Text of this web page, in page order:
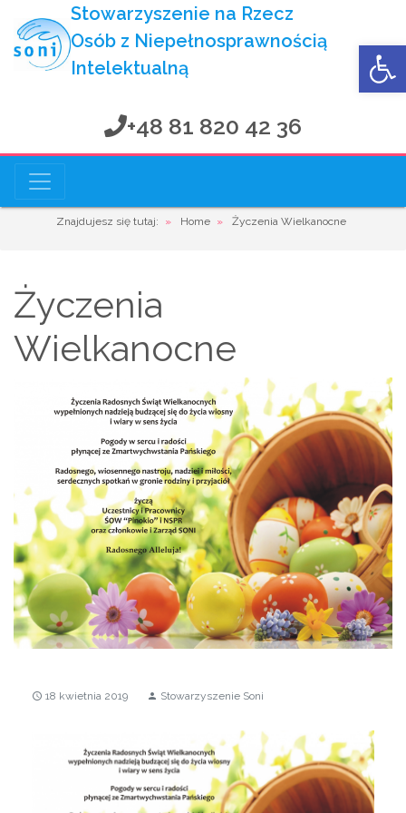
Stowarzyszenie na Rzecz
Osób z Niepełnosprawnością
Intelektualną
Stowarzyszenie na Rzecz
Osób z Niepełnosprawnością Intelektualną
+48 81 820 42 36
Znajdujesz się tutaj: » Home » Życzenia Wielkanocne
Życzenia
Wielkanocne
access_time 18 kwietnia 2019 person Stowarzyszenie Soni